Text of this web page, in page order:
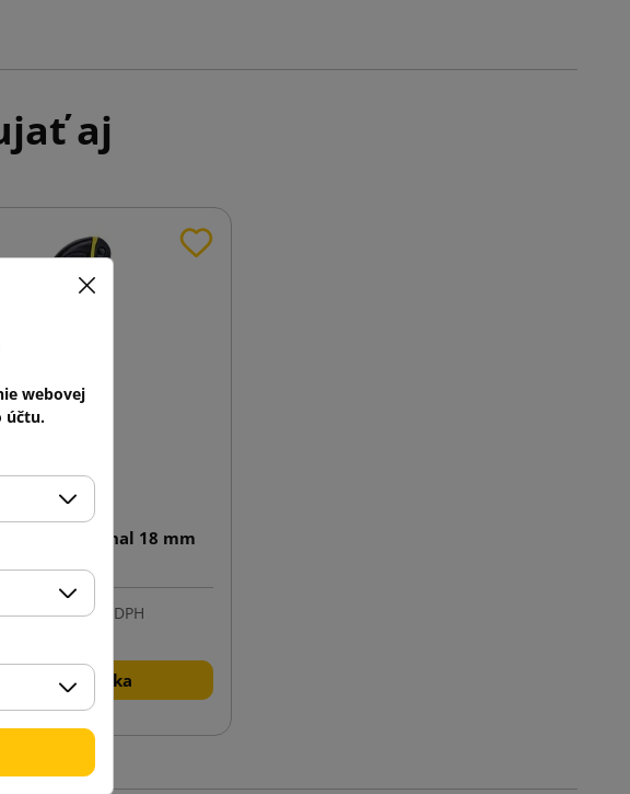
aj
nôž Professional 18 mm
4,09 € s DPH
Vložiť do košíka
webovej
účtu.